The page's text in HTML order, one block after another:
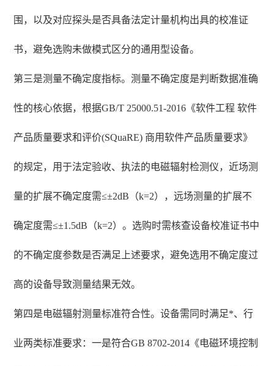
围，以及对应探头是否具备法定计量机构出具的校准证
书，避免选购未做模式区分的通用型设备。
第三是测量不确定度指标。测量不确定度是判断数据准确
性的核心依据，根据GB/T 25000.51-2016《软件工程 软件
产品质量要求和评价(SQuaRE) 商用软件产品质量要求》
的规定，用于法定验收、执法的电磁辐射检测仪，近场测
量的扩展不确定度需≤±2dB（k=2），远场测量的扩展不
确定度需≤±1.5dB（k=2）。选购时需核查设备校准证书中
的不确定度参数是否满足上述要求，避免选用不确定度过
高的设备导致测量结果无效。
第四是电磁辐射测量标准符合性。设备需同时满足*、行
业两类标准要求：一是符合GB 8702-2014《电磁环境控制